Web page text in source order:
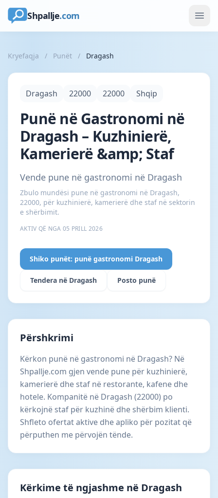
Shpallje.com
Kryefaqja / Punët / Dragash
Dragash 22000 22000 Shqip
Punë në Gastronomi në
Dragash – Kuzhinierë,
Kamerierë &amp; Staf
Vende pune në gastronomi në Dragash
Zbulo mundësi pune në gastronomi në Dragash,
22000, për kuzhinierë, kamerierë dhe staf në sektorin
e shërbimit.
AKTIV QË NGA 05 PRILL 2026
Shiko punët: punë gastronomi Dragash
Tendera në Dragash Posto punë
Përshkrimi
Kërkon punë në gastronomi në Dragash? Në
Shpallje.com gjen vende pune për kuzhinierë,
kamerierë dhe staf në restorante, kafene dhe
hotele. Kompanitë në Dragash (22000) po
kërkojnë staf për kuzhinë dhe shërbim klienti.
Shfleto ofertat aktive dhe apliko për pozitat që
përputhen me përvojën tënde.
Kërkime të ngjashme në Dragash